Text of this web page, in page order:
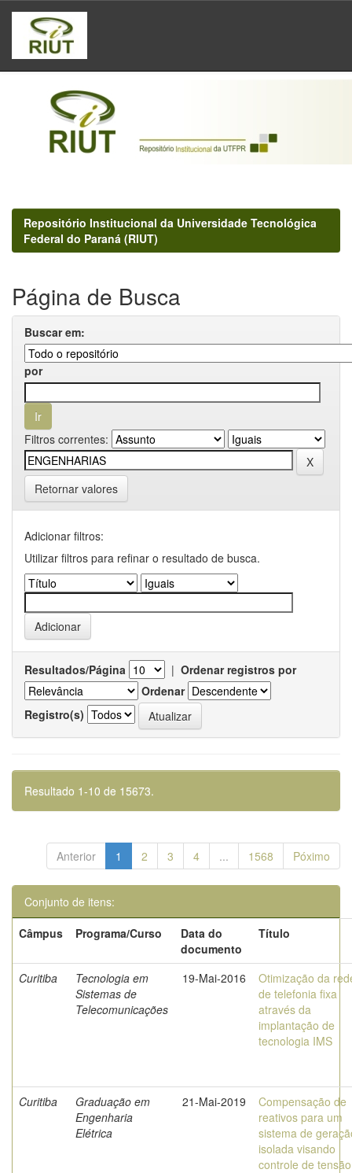
Skip
navigation
Repositório Institucional da Universidade Tecnológica
Federal do Paraná (RIUT)
Página de Busca
Buscar em:
por
Filtros correntes:
Retornar valores
Adicionar filtros:
Utilizar filtros para refinar o resultado de busca.
Resultados/Página | Ordenar registros por
Ordenar
Registro(s)
Resultado 1-10 de 15673.
Anterior 1 2 3 4 ... 1568 Póximo
Conjunto de itens:
Câmpus
Programa/Curso
Data do
documento
Título
Curitiba
Tecnologia em
Sistemas de
Telecomunicações
19-Mai-2016
Otimização da
de telefonia fixa
através da
implantação de
tecnologia IMS
Curitiba
Graduação em
Engenharia
Elétrica
21-Mai-2019
Compensação de
reativos para um
sistema de
isolada visando
controle de tensão